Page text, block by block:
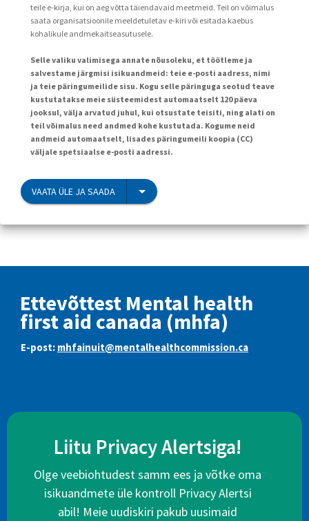
teile e-kirja, kui on aeg võtta täiendavaid meetmeid. Teil on võimalus
saata organisatsioonile meeldetuletav e-kiri või esitada kaebus
kohalikule andmekaitseasutusele.
Selle valiku valimisega annate nõusoleku, et töötleme ja
salvestame järgmisi isikuandmeid: teie e-posti aadress, nimi
ja teie päringumeilide sisu. Kogu selle päringuga seotud teave
kustutatakse meie süsteemidest automaatselt 120 päeva
jooksul, välja arvatud juhul, kui otsustate teisiti, ning alati on
teil võimalus need andmed kohe kustutada. Kogume neid
andmeid automaatselt, lisades päringumeili koopia (CC)
väljale spetsiaalse e-posti aadressi.
VAATA ÜLE JA SAADA
Ettevõttest Mental health
first aid canada (mhfa)
E-post: mhfainuit@mentalhealthcommission.ca
Liitu Privacy Alertsiga!
Olge veebiohtudest samm ees ja võtke oma
isikuandmete üle kontroll Privacy Alertsi
abil! Meie uudiskiri pakub uusimaid